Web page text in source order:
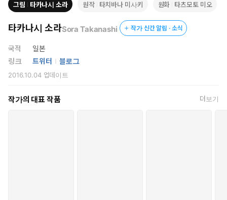
그림 타카나시 소라 원작 타치바나 미사키 원화 타츠모토 미오
타카나시 소라Sora Takanashi 작가 신간 알림 · 소식
국적
일본
링크
트위터 블로그
2016.10.04업데이트
작가의 대표 작품 더보기